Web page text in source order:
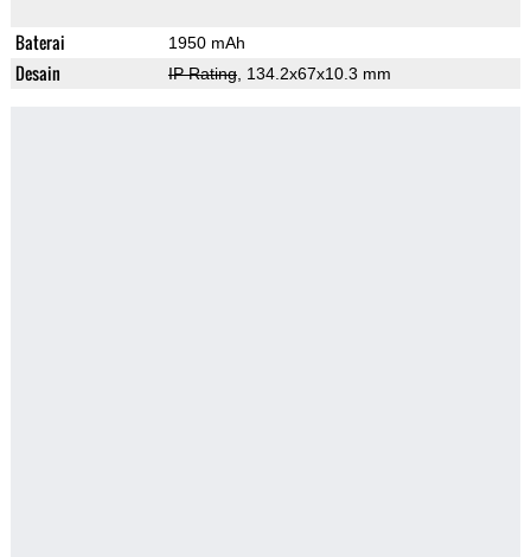
Baterai 1950 mAh
Desain IP Rating, 134.2x67x10.3 mm